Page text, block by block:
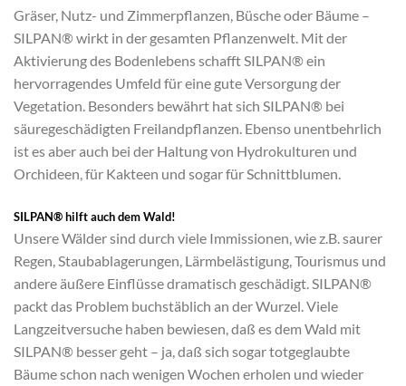
Gräser, Nutz- und Zimmerpflanzen, Büsche oder Bäume –
SILPAN® wirkt in der gesamten Pflanzenwelt. Mit der
Aktivierung des Bodenlebens schafft SILPAN® ein
hervorragendes Umfeld für eine gute Versorgung der
Vegetation. Besonders bewährt hat sich SILPAN® bei
säuregeschädigten Freilandpflanzen. Ebenso unentbehrlich
ist es aber auch bei der Haltung von Hydrokulturen und
Orchideen, für Kakteen und sogar für Schnittblumen.
SILPAN® hilft auch dem Wald!
Unsere Wälder sind durch viele Immissionen, wie z.B. saurer
Regen, Staubablagerungen, Lärmbelästigung, Tourismus und
andere äußere Einflüsse dramatisch geschädigt. SILPAN®
packt das Problem buchstäblich an der Wurzel. Viele
Langzeitversuche haben bewiesen, daß es dem Wald mit
SILPAN® besser geht – ja, daß sich sogar totgeglaubte
Bäume schon nach wenigen Wochen erholen und wieder